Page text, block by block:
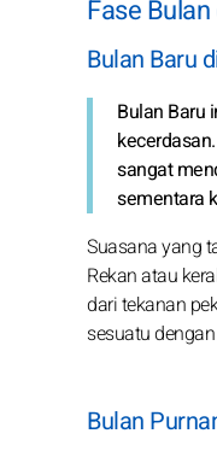
Fase
Bulan Baru
Bulan Baru
sangat
sementara
Suasana yang
Rekan atau
dari tekanan
sesuatu
Bulan